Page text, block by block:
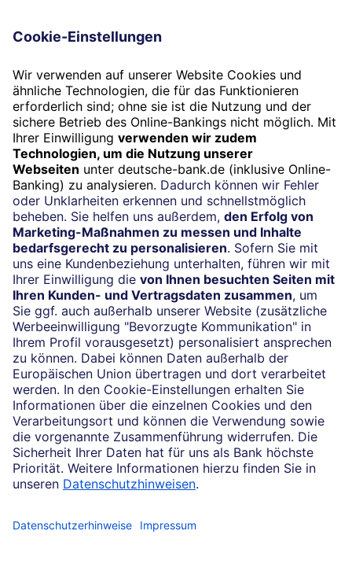
Folgen Sie uns
Widerruf
Vertrag widerrufen
Impressum
Konditionen und Preise
Rechtliche Hinweise
Datenschutz
Barrierefreiheit
Cookie-Einstellungen
Sicherheit und Technik
Notfallnummern